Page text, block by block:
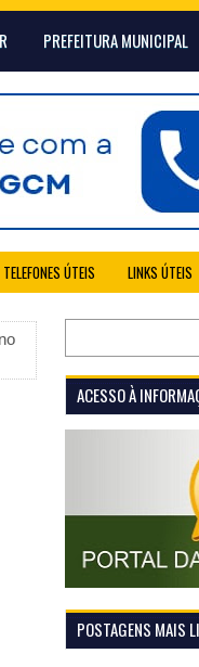
PREFEITURA MUNICIPAL
TELEFONES ÚTEIS LINKS ÚTEIS
ACESSO À
POSTAGENS MAIS